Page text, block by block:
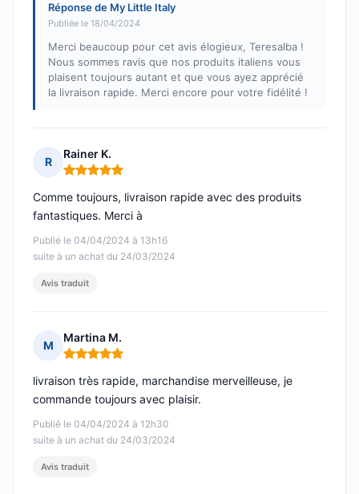
Réponse de My Little Italy
Publiée le 18/04/2024
Merci beaucoup pour cet avis élogieux, Teresalba !
Nous sommes ravis que nos produits italiens vous
plaisent toujours autant et que vous ayez apprécié
la livraison rapide. Merci encore pour votre fidélité !
R
Rainer K.
Note : 5 sur 5
Publié le 04/04/2024 à 13h16
suite à un achat du 24/03/2024
Comme toujours, livraison rapide avec des produits
fantastiques. Merci à
Avis traduit
M
Martina M.
Note : 5 sur 5
Publié le 04/04/2024 à 12h30
suite à un achat du 24/03/2024
livraison très rapide, marchandise merveilleuse, je
commande toujours avec plaisir.
Avis traduit